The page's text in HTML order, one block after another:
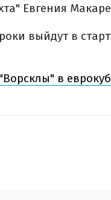
Евгения
выйдут в
в